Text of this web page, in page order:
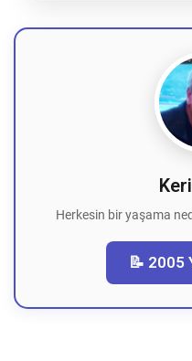
Herkesin bir yaşama
📝 2005